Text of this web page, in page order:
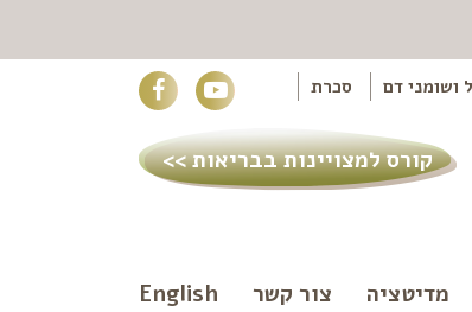
ושומני דם סכרת
קורס למצויינות בבריאות >>
מדיטציה צור קשר English